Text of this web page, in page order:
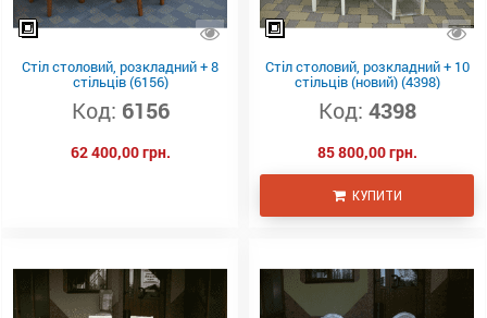
Стіл столовий, розкладний + 8
стільців (6156)
Код: 6156
62 400,00 грн.
Стіл столовий, розкладний + 10
стільців (новий) (4398)
Код: 4398
85 800,00 грн.
КУПИТИ